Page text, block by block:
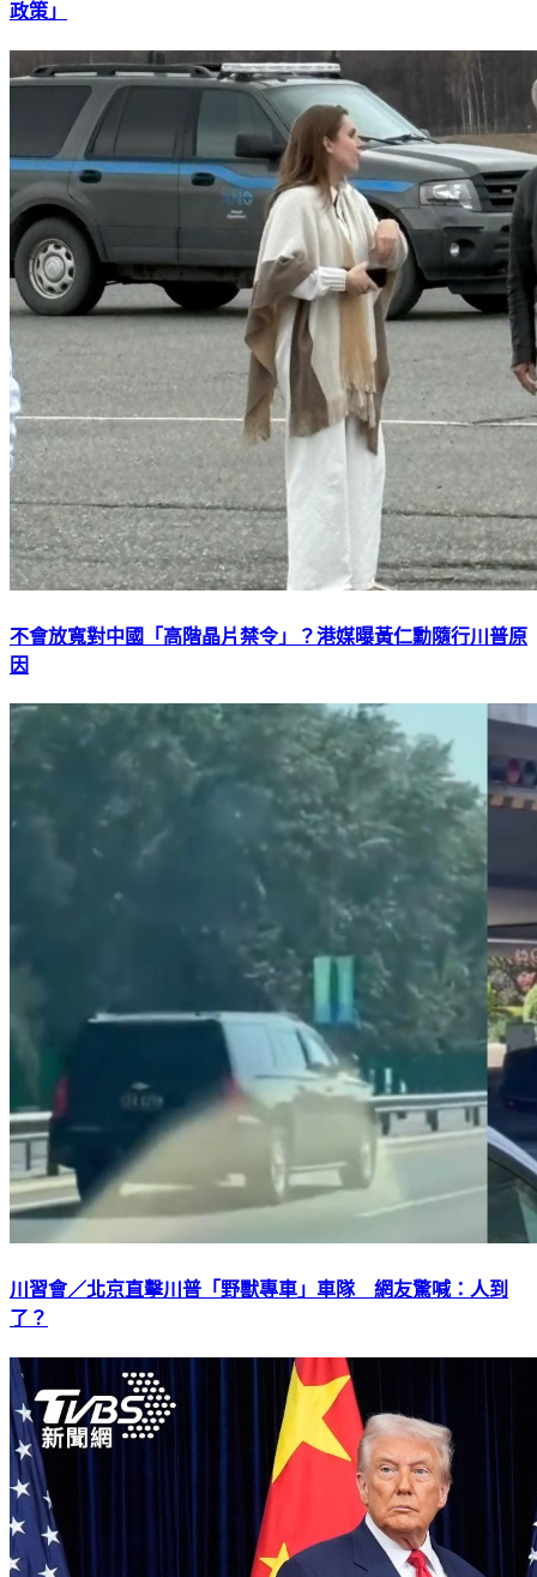
政策」
不會放寬對中國「高階晶片禁令」？港媒曝黃仁勳隨行川普原
因
川習會／北京直擊川普「野獸專車」車隊 網友驚喊：人到
了？